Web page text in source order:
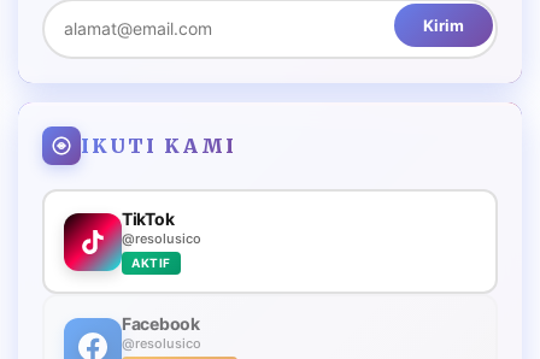
Kirim
IKUTI KAMI
TikTok
@resolusico
AKTIF
Facebook
@resolusico